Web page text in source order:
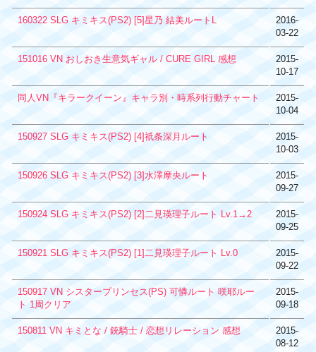
160322 SLG キミキス(PS2) [5]星乃 結美ルートL
2016-
03-22
151016 VN おしおき生意気ギャル / CURE GIRL 感想
2015-
10-17
同人VN『キラークイーン』キャラ別・時系列行動チャート
2015-
10-04
150927 SLG キミキス(PS2) [4]祇条深月ルート
2015-
10-03
150926 SLG キミキス(PS2) [3]水澤摩央ルート
2015-
09-27
150924 SLG キミキス(PS2) [2]二見瑛理子ルート Lv.1→2
2015-
09-25
150921 SLG キミキス(PS2) [1]二見瑛理子ルート Lv.0
2015-
09-22
150917 VN シスタープリンセス(PS) 可憐ルート 咲耶ルー
ト 1周クリア
2015-
09-18
150811 VN キミとな / 銃騎士 / 恋想リレーション 感想
2015-
08-12